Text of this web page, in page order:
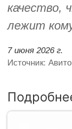
качество,
лежит
7 июня 2026 г.
Источник: Авито